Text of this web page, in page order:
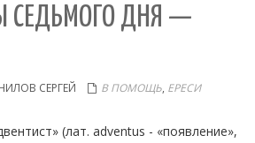
СЕДЬМОГО ДНЯ —
СЕРГЕЙ В ПОМОЩЬ, ЕРЕСИ
(лат. adventus - «появление»,